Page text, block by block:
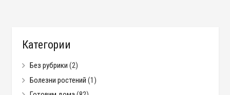
Категории
Без рубрики (2)
Болезни ростений (1)